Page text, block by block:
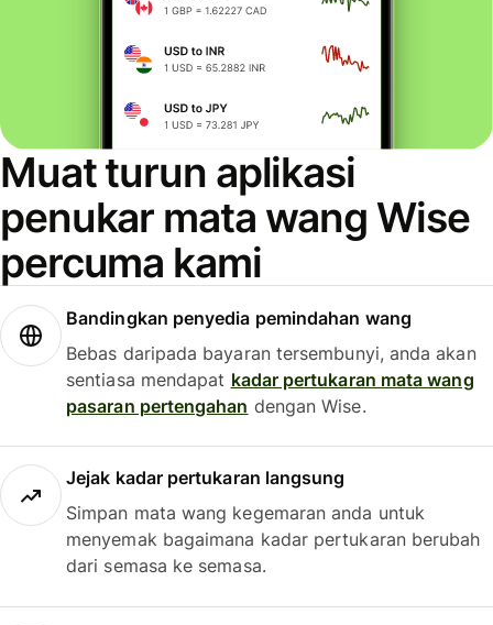
Muat turun aplikasi
penukar mata wang Wise
percuma kami
Bandingkan penyedia pemindahan wang
Bebas daripada bayaran tersembunyi, anda akan
sentiasa mendapat kadar pertukaran mata wang
pasaran pertengahan dengan Wise.
Jejak kadar pertukaran langsung
Simpan mata wang kegemaran anda untuk
menyemak bagaimana kadar pertukaran berubah
dari semasa ke semasa.